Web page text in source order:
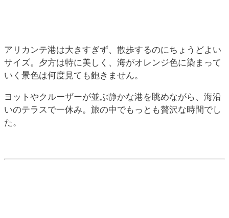
アリカンテ港は大きすぎず、散歩するのにちょうどよい
サイズ。夕方は特に美しく、海がオレンジ色に染まって
いく景色は何度見ても飽きません。
ヨットやクルーザーが並ぶ静かな港を眺めながら、海沿
いのテラスで一休み。旅の中でもっとも贅沢な時間でし
た。